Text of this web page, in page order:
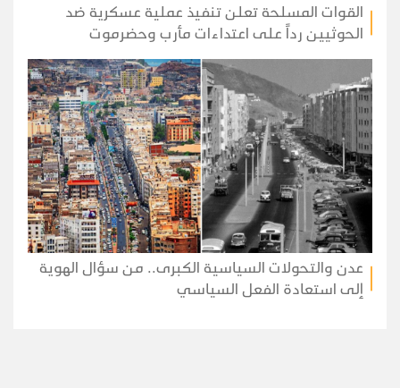
القوات المسلحة تعلن تنفيذ عملية عسكرية ضد
الحوثيين رداً على اعتداءات مأرب وحضرموت
عدن والتحولات السياسية الكبرى.. من سؤال الهوية
إلى استعادة الفعل السياسي